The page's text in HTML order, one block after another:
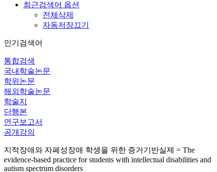
최근검색어 옵션
전체삭제
자동저장끄기
인기검색어
통합검색
국내학술논문
학위논문
해외학술논문
학술지
단행본
연구보고서
공개강의
지적장애와 자폐성장애 학생을 위한 증거기반실제 = The
evidence-based practice for students with intellectual disabilities and
autism spectrum disorders